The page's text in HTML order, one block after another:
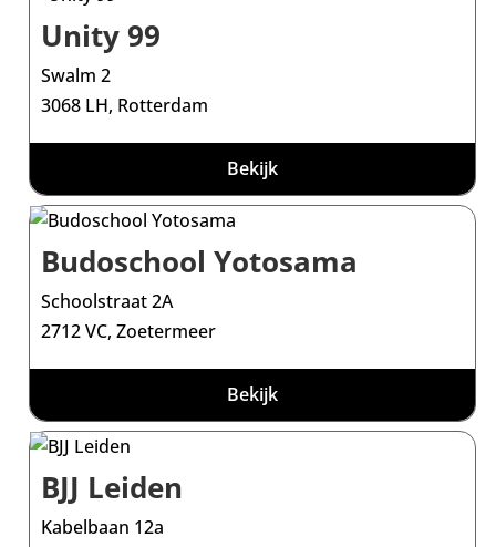
Unity 99
Swalm 2
3068 LH, Rotterdam
Bekijk
Budoschool Yotosama
Schoolstraat 2A
2712 VC, Zoetermeer
Bekijk
BJJ Leiden
Kabelbaan 12a